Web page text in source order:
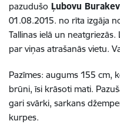
pazudušo Ļubovu
01.08.2015. no rīta izgāja
Tallinas ielā un
par viņas atrašanās vietu.
Pazīmes: augums 155 cm,
brūni, īsi krāsoti mati.
gari svārki, sarkans
kurpes.